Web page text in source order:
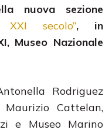
nuova sezione
secolo”, in
Museo Nazionale
Rodriguez
Cattelan,
e Museo Marino